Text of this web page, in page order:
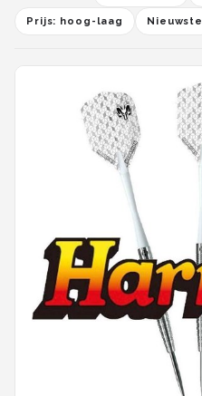
Prijs: hoog-laag Nieuwste